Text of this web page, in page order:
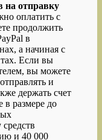
на отправку
оплатить с
продолжить
в
а начиная с
Если вы
вы можете
и
держать счет
в размере до
и 40 000